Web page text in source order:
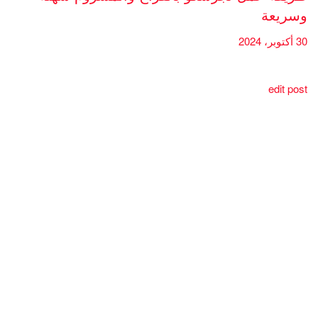
وسريعة
30 أكتوبر، 2024
edit post